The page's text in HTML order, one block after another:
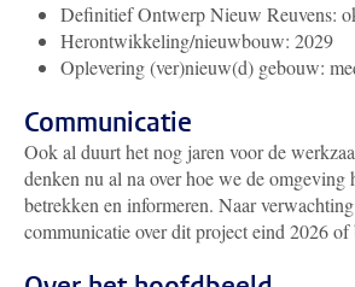
Definitief Ontwerp Nieuw Reuvens:
Herontwikkeling/nieuwbouw: 2029
Oplevering (ver)nieuw(d) gebouw:
Communicatie
Ook al duurt het nog jaren voor de
denken nu al na over hoe we de omgeving
betrekken en informeren. Naar
communicatie over dit project eind 2026 of